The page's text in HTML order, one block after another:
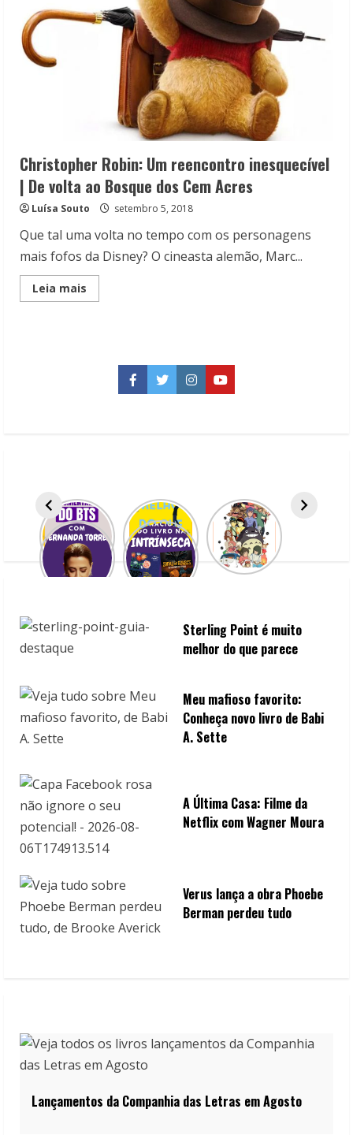
Christopher Robin: Um reencontro inesquecível
| De volta ao Bosque dos Cem Acres
Luísa Souto setembro 5, 2018
Que tal uma volta no tempo com os personagens
mais fofos da Disney? O cineasta alemão, Marc...
Leia mais
more
inesquecível
Facebook
TwitterInstagramYouTube
Sterling Point é muito
melhor do que parece
Meu mafioso favorito:
Conheça novo livro de Babi
A. Sette
A Última Casa: Filme da
Netflix com Wagner Moura
Verus lança a obra Phoebe
Berman perdeu tudo
Lançamentos da Companhia das Letras em Agosto